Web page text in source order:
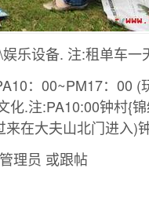
乐设备. 注:租单车一
：00~PM17：00
.注:PA10:00钟村{
在大夫山北门进入)
理员 或跟帖